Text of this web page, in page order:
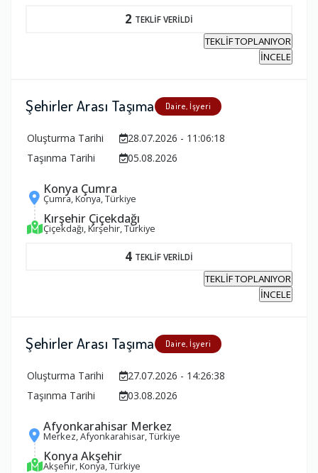
2 TEKLİF VERİLDİ
TEKLİF TOPLANIYOR
İNCELE
Şehirler Arası Taşıma Daire, İşyeri
Oluşturma Tarihi
28.07.2026 - 11:06:18
Taşınma Tarihi
05.08.2026
Konya Çumra
Çumra, Konya, Türkiye
Kırşehir Çiçekdağı
Çiçekdağı, Kırşehir, Türkiye
4 TEKLİF VERİLDİ
TEKLİF TOPLANIYOR
İNCELE
Şehirler Arası Taşıma Daire, İşyeri
Oluşturma Tarihi
27.07.2026 - 14:26:38
Taşınma Tarihi
03.08.2026
Afyonkarahisar Merkez
Merkez, Afyonkarahisar, Türkiye
Konya Akşehir
Akşehir, Konya, Türkiye